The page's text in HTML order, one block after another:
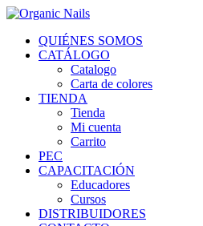
QUIÉNES SOMOS
CATÁLOGO
Catalogo
Carta de colores
TIENDA
Tienda
Mi cuenta
Carrito
PEC
CAPACITACIÓN
Educadores
Cursos
DISTRIBUIDORES